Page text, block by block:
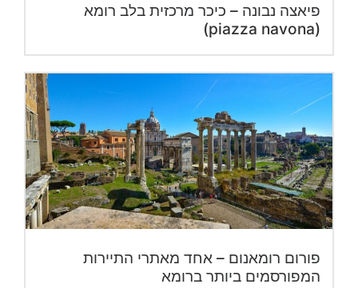
פיאצה נבונה – כיכר מרכזית בלב רומא
(piazza navona)
פורום רומאנום – אחד מאתרי התיירות
המפורסמים ביותר ברומא